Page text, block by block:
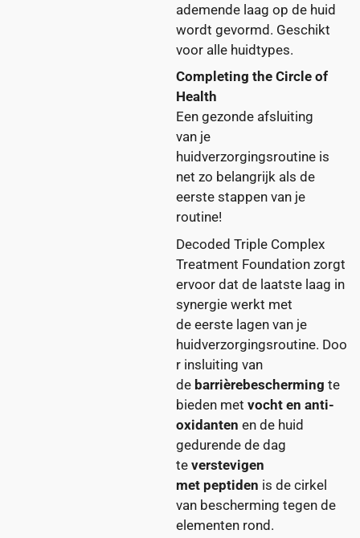
ademende laag op de huid
wordt gevormd. Geschikt
voor alle huidtypes.
Completing the Circle of
Health
Een gezonde afsluiting
van je
huidverzorgingsroutine is
net zo belangrijk als de
eerste stappen van je
routine!
Decoded Triple Complex
Treatment Foundation zorgt
ervoor dat de laatste laag in
synergie werkt met
de eerste lagen van je
huidverzorgingsroutine. Doo
r insluiting van
de barrièrebescherming te
bieden met vocht en anti-
oxidanten en de huid
gedurende de dag
te verstevigen
met peptiden is de cirkel
van bescherming tegen de
elementen rond.